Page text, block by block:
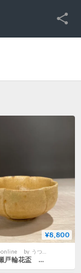
SNS
¥8,800
103 黄瀬戸輪花盃 藤原和夫